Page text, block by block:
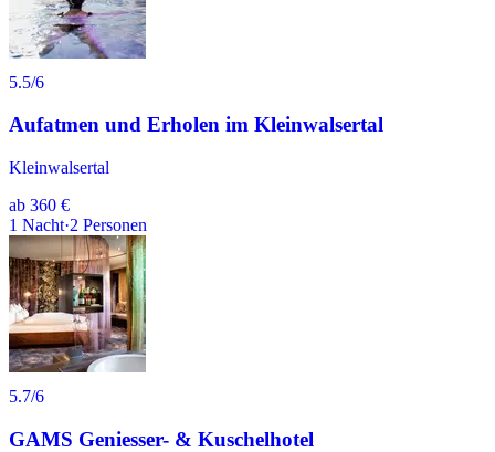
5.5/6
Aufatmen und Erholen im Kleinwalsertal
Kleinwalsertal
ab 360 €
1 Nacht·2 Personen
5.7/6
GAMS Geniesser- & Kuschelhotel